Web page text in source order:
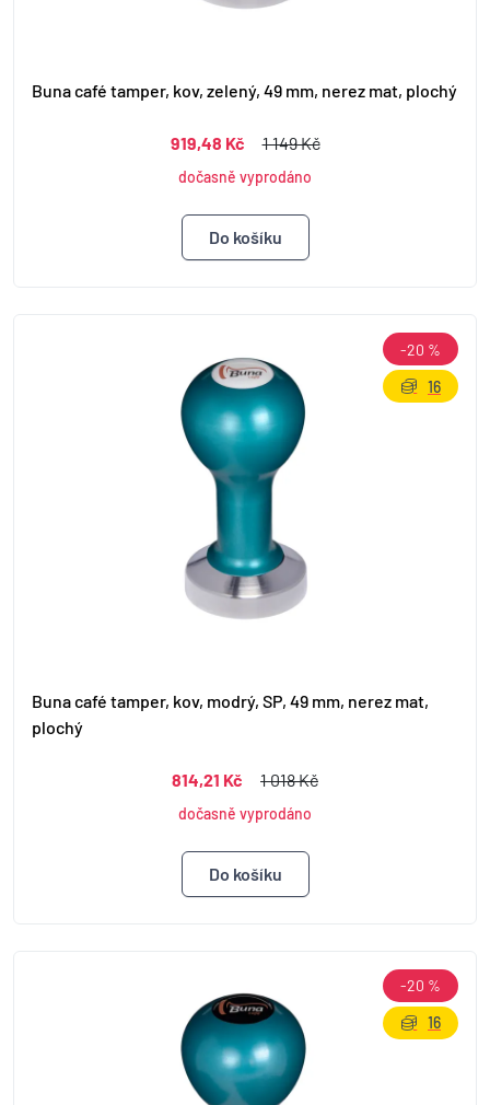
Buna café tamper, kov, zelený, 49 mm, nerez mat, plochý
919,48 Kč 1 149 Kč
dočasně vyprodáno
Buna café tamper, kov, modrý, SP, 49 mm, nerez mat,
plochý
814,21 Kč 1 018 Kč
dočasně vyprodáno
-20 %
16
-20 %
16